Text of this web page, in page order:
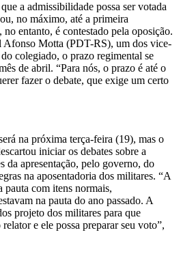
a admissibilidade possa ser votada
no máximo, até a primeira
no entanto, é contestado pela oposição.
Afonso Motta (PDT-RS), um dos vice-
colegiado, o prazo regimental se
de abril. “Para nós, o prazo é até o
fazer o debate, que exige um certo
na próxima terça-feira (19), mas o
iniciar os debates sobre a
da apresentação, pelo governo, do
na aposentadoria dos militares. “A
pauta com itens normais,
na pauta do ano passado. A
projeto dos militares para que
e ele possa preparar seu voto”,